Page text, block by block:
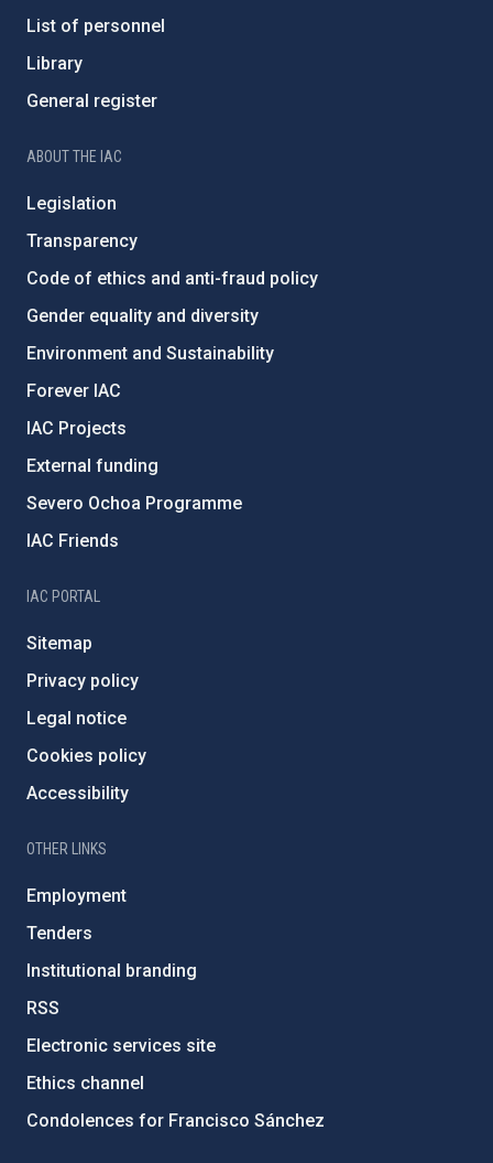
List of personnel
Library
General register
ABOUT THE IAC
Legislation
Transparency
Code of ethics and anti-fraud policy
Gender equality and diversity
Environment and Sustainability
Forever IAC
IAC Projects
External funding
Severo Ochoa Programme
IAC Friends
IAC PORTAL
Sitemap
Privacy policy
Legal notice
Cookies policy
Accessibility
OTHER LINKS
Employment
Tenders
Institutional branding
RSS
Electronic services site
Ethics channel
Condolences for Francisco Sánchez